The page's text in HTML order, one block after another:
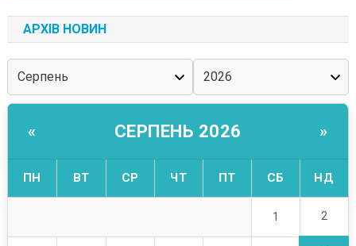
АРХІВ НОВИН
« СЕРПЕНЬ 2026 »
ПН ВТ СР ЧТ ПТ СБ НД
1 2